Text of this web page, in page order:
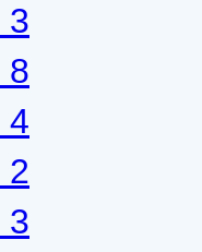
3
8
4
2
3